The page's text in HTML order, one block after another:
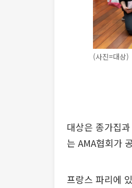
(사진=대상)
대상은 종가집
는 AMA협회가
프랑스 파리에